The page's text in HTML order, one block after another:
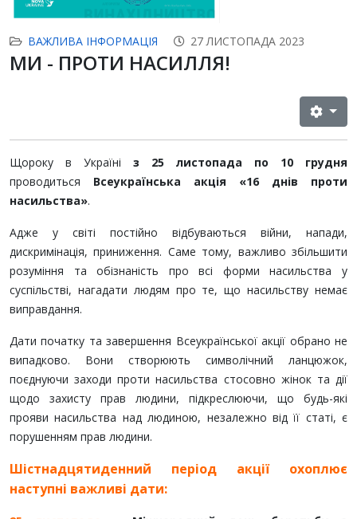
ВАЖЛИВА ІНФОРМАЦІЯ 27 ЛИСТОПАДА 2023
МИ - ПРОТИ НАСИЛЛЯ!
Щороку в Україні з 25 листопада по 10 грудня
проводиться Всеукраїнська акція «16 днів проти
насильства».
Адже у світі постійно відбуваються війни, напади,
дискримінація, приниження. Саме тому, важливо збільшити
розуміння та обізнаність про всі форми насильства у
суспільстві, нагадати людям про те, що насильству немає
виправдання.
Дати початку та завершення Всеукраїнської акції обрано не
випадково. Вони створюють символічний ланцюжок,
поєднуючи заходи проти насильства стосовно жінок та дії
щодо захисту прав людини, підкреслюючи, що будь-які
прояви насильства над людиною, незалежно від її статі, є
порушенням прав людини.
Шістнадцятиденний період акції охоплює
наступні важливі дати: